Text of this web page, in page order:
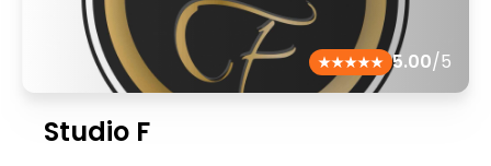
5.00/5
Studio F